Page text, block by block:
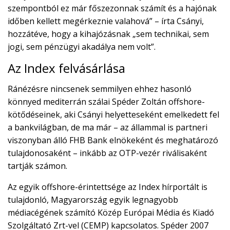
szempontból ez már főszezonnak számít és a hajónak
időben kellett megérkeznie valahová” – írta Csányi,
hozzátéve, hogy a kihajózásnak „sem technikai, sem
jogi, sem pénzügyi akadálya nem volt”.
Az Index felvásárlása
Ránézésre nincsenek semmilyen ehhez hasonló
könnyed mediterrán szálai Spéder Zoltán offshore-
kötődéseinek, aki Csányi helyetteseként emelkedett fel
a bankvilágban, de ma már – az állammal is partneri
viszonyban álló FHB Bank elnökeként és meghatározó
tulajdonosaként – inkább az OTP-vezér riválisaként
tartják számon.
Az egyik offshore-érintettsége az Index hírportált is
tulajdonló, Magyarország egyik legnagyobb
médiacégének számító Közép Európai Média és Kiadó
Szolgáltató Zrt-vel (CEMP) kapcsolatos. Spéder 2007